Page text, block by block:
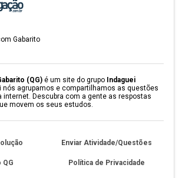
Gabarito
(QG) é um site do grupo Indaguei
nós agrupamos e compartilhamos as questões
internet. Descubra com a gente as respostas
movem os seus estudos.
Enviar Atividade/Questões
QG Política de Privacidade